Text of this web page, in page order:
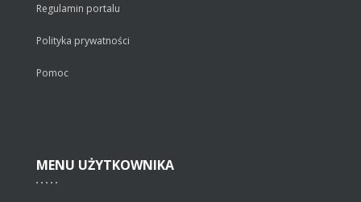
Regulamin portalu
Polityka prywatności
Pomoc
MENU UŻYTKOWNIKA